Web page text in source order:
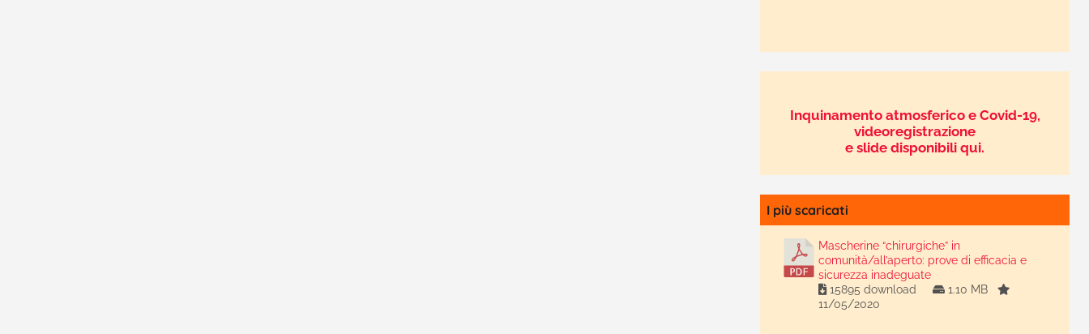
Inquinamento atmosferico e Covid-19,
videoregistrazione
e slide disponibili qui.
I più scaricati
Mascherine “chirurgiche” in
comunità/all’aperto: prove di efficacia e
sicurezza inadeguate
15895 download
1.10 MB
11/05/2020